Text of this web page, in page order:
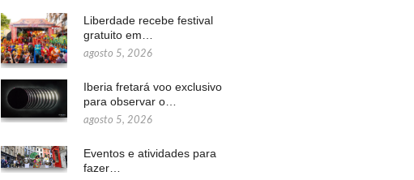
Liberdade recebe festival
gratuito em…
agosto 5, 2026
Iberia fretará voo exclusivo
para observar o…
agosto 5, 2026
Eventos e atividades para
fazer…